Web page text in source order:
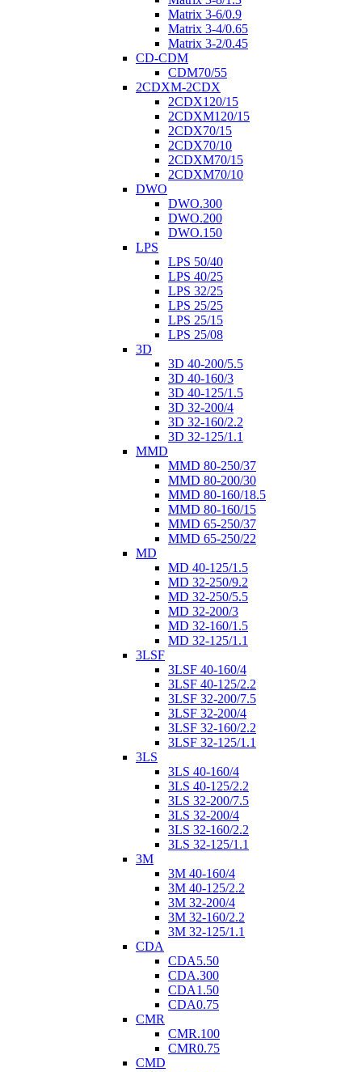
Matrix 3-6/0.9
Matrix 3-4/0.65
Matrix 3-2/0.45
CD-CDM
CDM70/55
2CDXM-2CDX
2CDX120/15
2CDXM120/15
2CDX70/15
2CDX70/10
2CDXM70/15
2CDXM70/10
DWO
DWO.300
DWO.200
DWO.150
LPS
LPS 50/40
LPS 40/25
LPS 32/25
LPS 25/25
LPS 25/15
LPS 25/08
3D
3D 40-200/5.5
3D 40-160/3
3D 40-125/1.5
3D 32-200/4
3D 32-160/2.2
3D 32-125/1.1
MMD
MMD 80-250/37
MMD 80-200/30
MMD 80-160/18.5
MMD 80-160/15
MMD 65-250/37
MMD 65-250/22
MD
MD 40-125/1.5
MD 32-250/9.2
MD 32-250/5.5
MD 32-200/3
MD 32-160/1.5
MD 32-125/1.1
3LSF
3LSF 40-160/4
3LSF 40-125/2.2
3LSF 32-200/7.5
3LSF 32-200/4
3LSF 32-160/2.2
3LSF 32-125/1.1
3LS
3LS 40-160/4
3LS 40-125/2.2
3LS 32-200/7.5
3LS 32-200/4
3LS 32-160/2.2
3LS 32-125/1.1
3M
3M 40-160/4
3M 40-125/2.2
3M 32-200/4
3M 32-160/2.2
3M 32-125/1.1
CDA
CDA5.50
CDA.300
CDA1.50
CDA0.75
CMR
CMR.100
CMR0.75
CMD